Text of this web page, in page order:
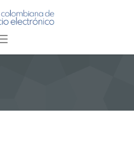
Toggle navigation